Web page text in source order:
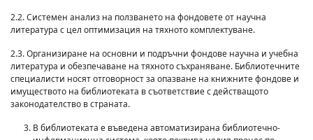
2.2. Системен анализ на ползването на фондовете от научна
литература с цел оптимизация на тяхното комплектуване.
2.3. Организиране на основни и подръчни фондове научна и учебна
литература и обезпечаване на тяхното съхраняване. Библиотечните
специалисти носят отговорност за опазване на книжните фондове и
имуществото на библиотеката в съответствие с действащото
законодателство в страната.
В библиотеката е въведена автоматизирана библиотечно-